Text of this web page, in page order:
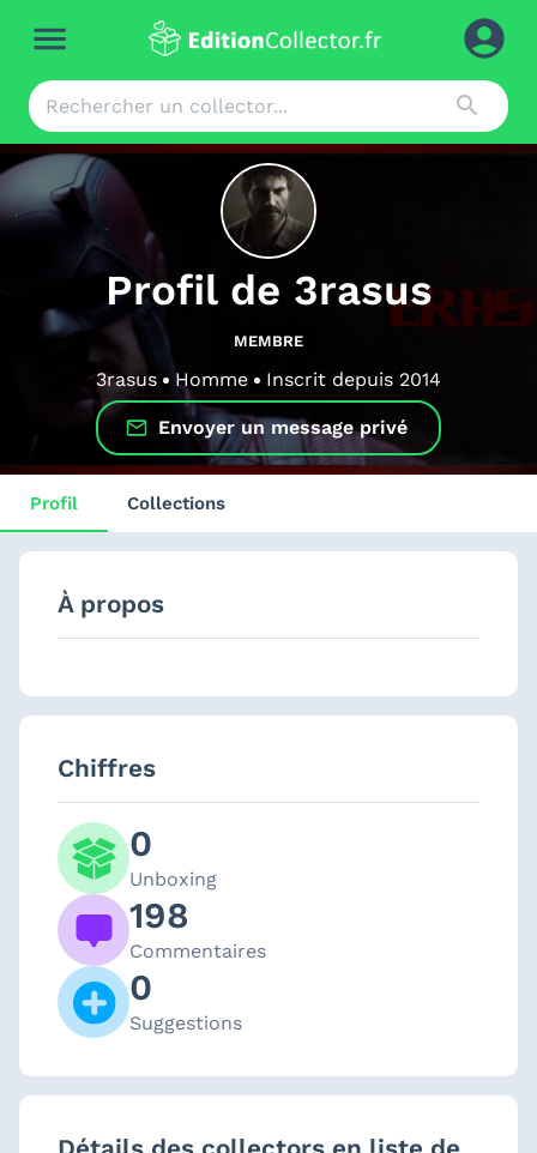
Profil de 3rasus
MEMBRE
3rasus Homme Inscrit depuis 2014
Envoyer un message privé
Profil Collections
À propos
Chiffres
0
Unboxing
198
Commentaires
0
Suggestions